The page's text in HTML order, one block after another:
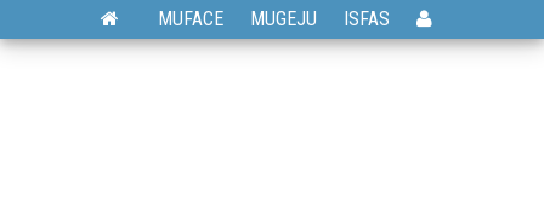
MUFACE MUGEJU ISFAS